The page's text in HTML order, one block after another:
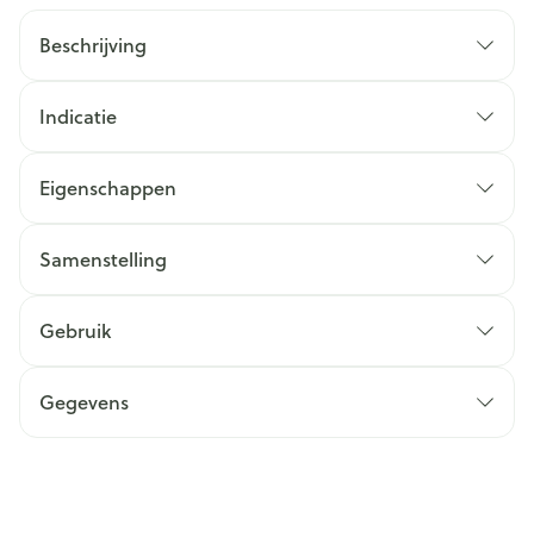
Beschrijving
Indicatie
Eigenschappen
Samenstelling
Gebruik
Gegevens